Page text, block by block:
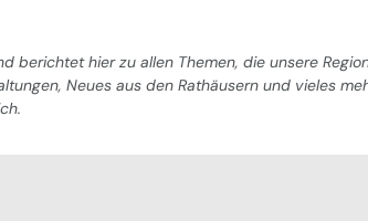
berichtet hier zu allen Themen, die unsere
Neues aus den Rathäusern und vieles